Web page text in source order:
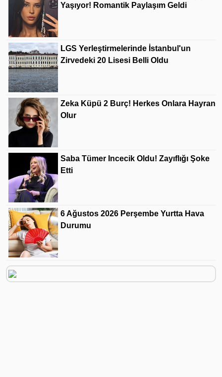
Yaşıyor! Romantik Paylaşım Geldi
LGS Yerleştirmelerinde İstanbul'un
Zirvedeki 20 Lisesi Belli Oldu
Zeka Küpü 2 Burç! Herkes Onlara Hayran
Olur
Saba Tümer Incecik Oldu! Zayıflığı Şoke
Etti
6 Ağustos 2026 Perşembe Yurtta Hava
Durumu